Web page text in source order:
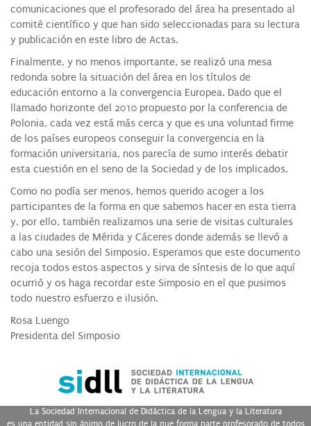
comunicaciones que el profesorado del área ha presentado al
comité científico y que han sido seleccionadas para su lectura
y publicación en este libro de Actas.
Finalmente, y no menos importante, se realizó una mesa
redonda sobre la situación del área en los títulos de
educación entorno a la convergencia Europea. Dado que el
llamado horizonte del 2010 propuesto por la conferencia de
Polonia, cada vez está más cerca y que es una voluntad firme
de los países europeos conseguir la convergencia en la
formación universitaria, nos parecía de sumo interés debatir
esta cuestión en el seno de la Sociedad y de los implicados.
Como no podía ser menos, hemos querido acoger a los
participantes de la forma en que sabemos hacer en esta tierra
y, por ello, también realizamos una serie de visitas culturales
a las ciudades de Mérida y Cáceres donde además se llevó a
cabo una sesión del Simposio. Esperamos que este documento
recoja todos estos aspectos y sirva de síntesis de lo que aquí
ocurrió y os haga recordar este Simposio en el que pusimos
todo nuestro esfuerzo e ilusión.
Rosa Luengo
Presidenta del Simposio
La Sociedad Internacional de Didáctica de la Lengua y la Literatura